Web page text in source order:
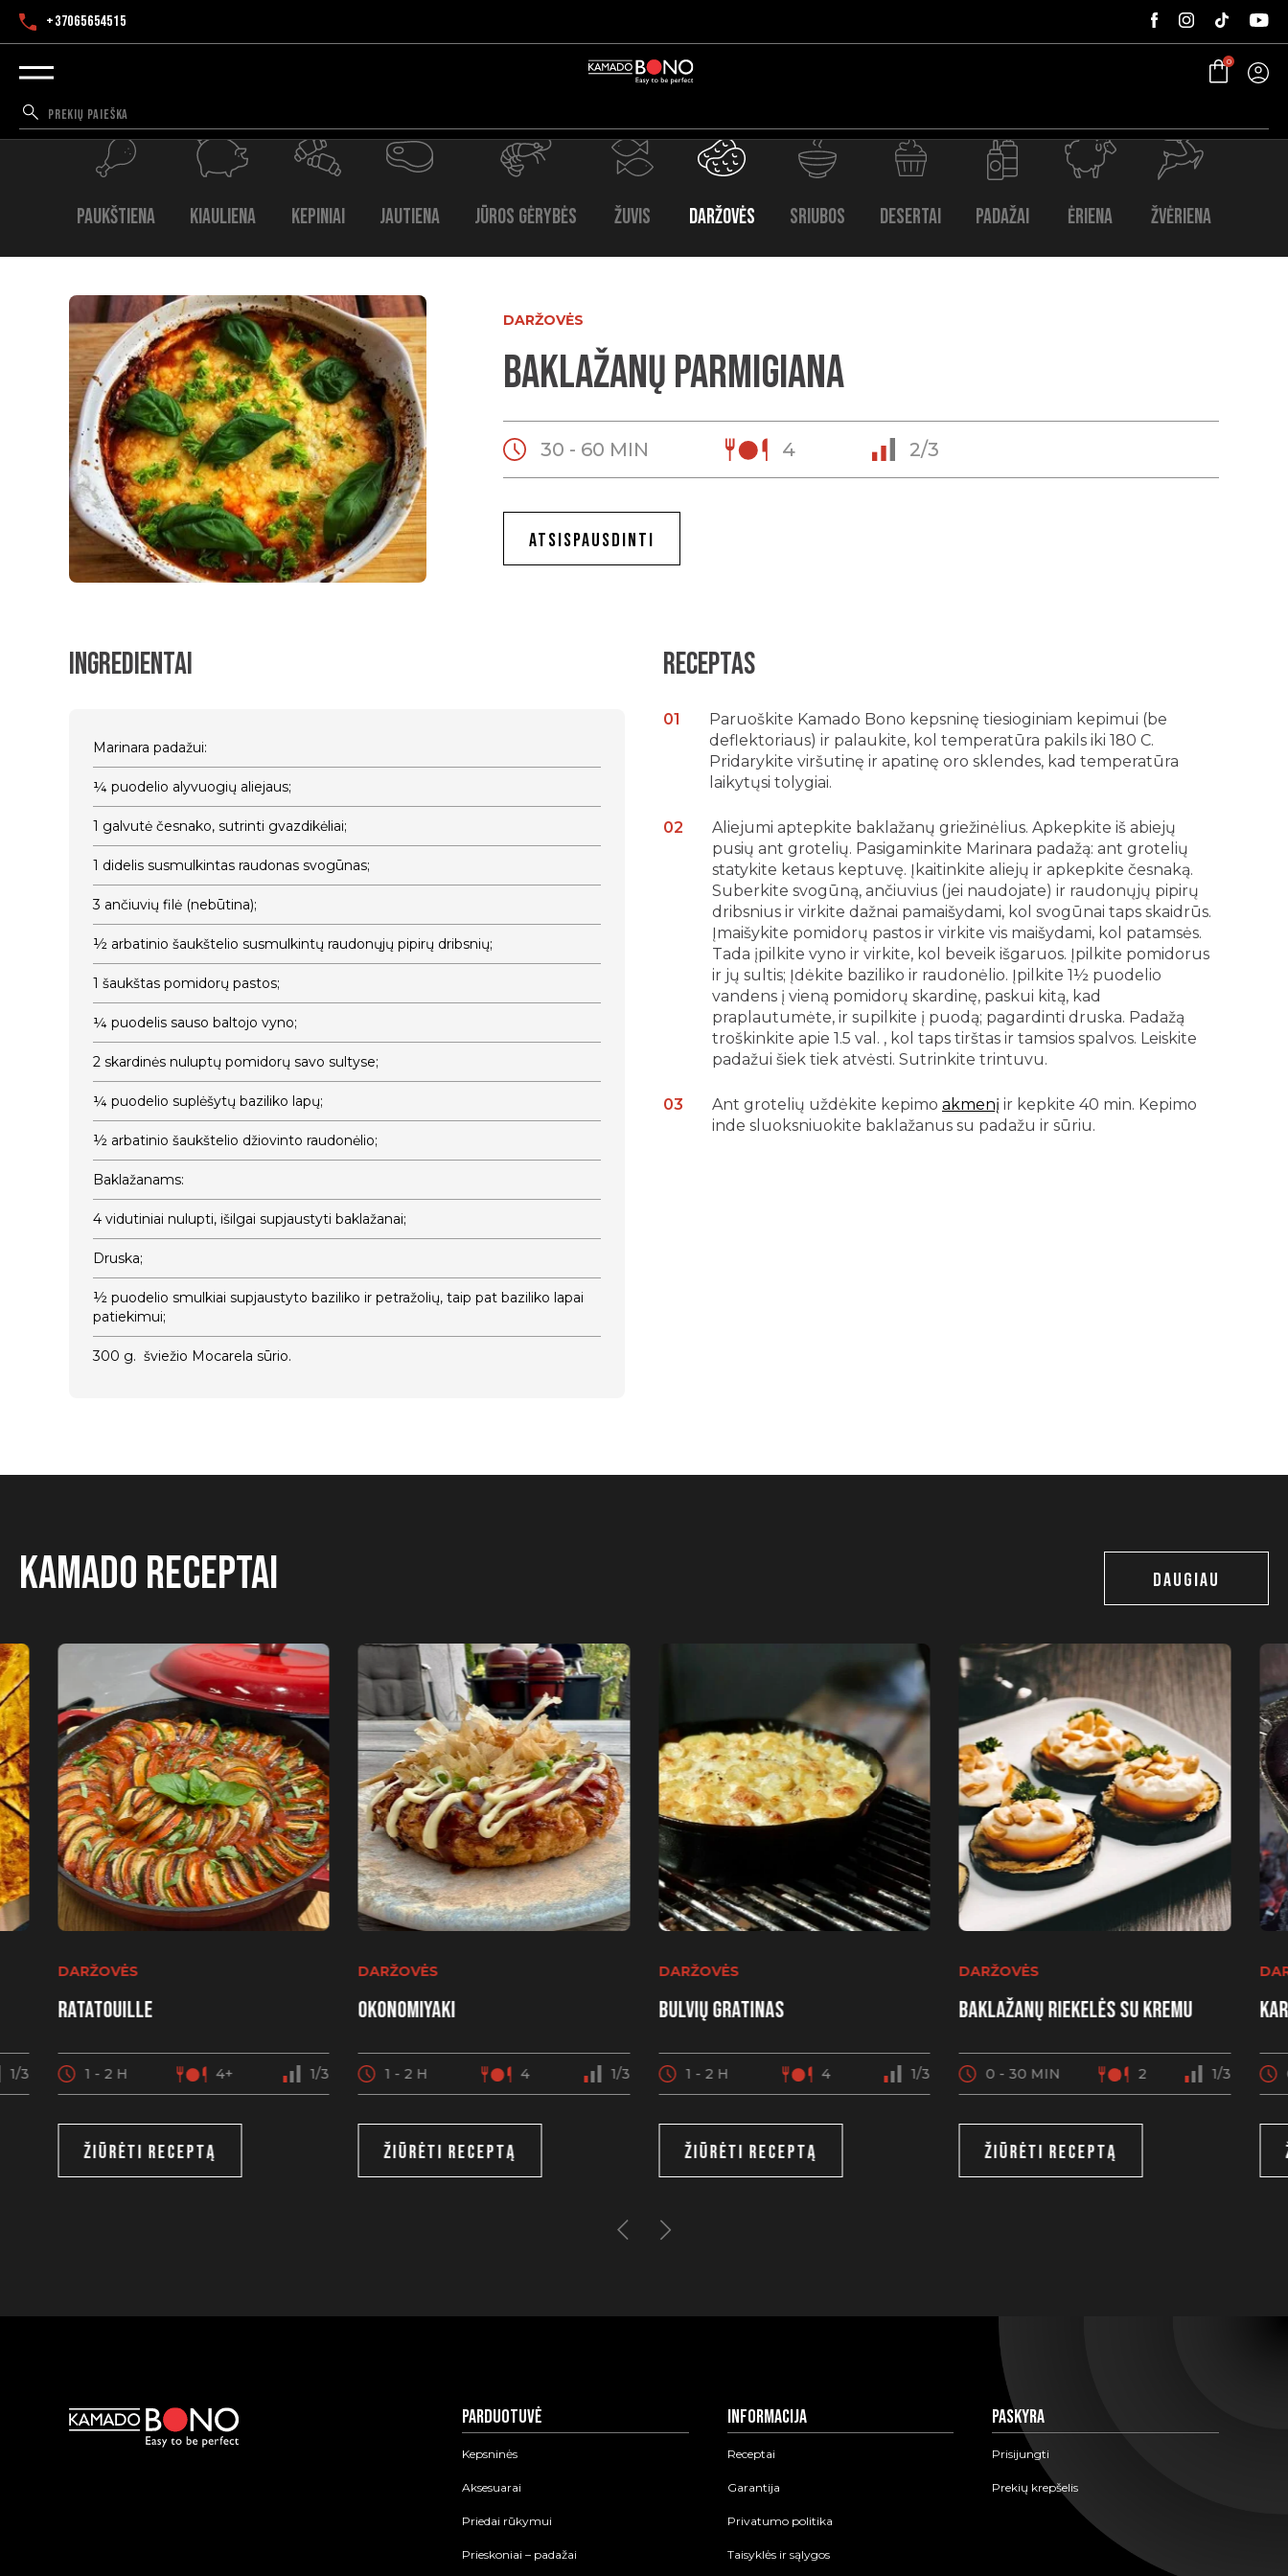
+37065654515
0
Paukštiena Kiauliena Kepiniai Jautiena Jūros gėrybės Žuvis Daržovės Sriubos Desertai Padažai Ėriena Žvėriena
DARŽOVĖS
Baklažanų parmigiana
30 - 60 MIN 4 2/3
ATSISPAUSDINTI
Ingredientai
Marinara padažui:
¼ puodelio alyvuogių aliejaus;
1 galvutė česnako, sutrinti gvazdikėliai;
1 didelis susmulkintas raudonas svogūnas;
3 ančiuvių filė (nebūtina);
½ arbatinio šaukštelio susmulkintų raudonųjų pipirų dribsnių;
1 šaukštas pomidorų pastos;
¼ puodelis sauso baltojo vyno;
2 skardinės nuluptų pomidorų savo sultyse;
¼ puodelio suplėšytų baziliko lapų;
½ arbatinio šaukštelio džiovinto raudonėlio;
Baklažanams:
4 vidutiniai nulupti, išilgai supjaustyti baklažanai;
Druska;
½ puodelio smulkiai supjaustyto baziliko ir petražolių, taip pat baziliko lapai
patiekimui;
300 g. šviežio Mocarela sūrio.
Receptas
Paruoškite Kamado Bono kepsninę tiesioginiam kepimui (be
deflektoriaus) ir palaukite, kol temperatūra pakils iki 180 C.
Pridarykite viršutinę ir apatinę oro sklendes, kad temperatūra
laikytųsi tolygiai.
Aliejumi aptepkite baklažanų griežinėlius. Apkepkite iš abiejų
pusių ant grotelių. Pasigaminkite Marinara padažą: ant grotelių
statykite ketaus keptuvę. Įkaitinkite aliejų ir apkepkite česnaką.
Suberkite svogūną, ančiuvius (jei naudojate) ir raudonųjų pipirų
dribsnius ir virkite dažnai pamaišydami, kol svogūnai taps skaidrūs.
Įmaišykite pomidorų pastos ir virkite vis maišydami, kol patamsės.
Tada įpilkite vyno ir virkite, kol beveik išgaruos. Įpilkite pomidorus
ir jų sultis; Įdėkite baziliko ir raudonėlio. Įpilkite 1½ puodelio
vandens į vieną pomidorų skardinę, paskui kitą, kad
praplautumėte, ir supilkite į puodą; pagardinti druska. Padažą
troškinkite apie 1.5 val. , kol taps tirštas ir tamsios spalvos. Leiskite
padažui šiek tiek atvėsti. Sutrinkite trintuvu.
Ant grotelių uždėkite kepimo akmenį ir kepkite 40 min. Kepimo
inde sluoksniuokite baklažanus su padažu ir sūriu.
Kamado receptai DAUGIAU
1/3
DARŽOVĖS
Ratatouille
1 - 2 H 4+ 1/3
ŽIŪRĖTI RECEPTĄ
DARŽOVĖS
Okonomiyaki
1 - 2 H 4 1/3
ŽIŪRĖTI RECEPTĄ
DARŽOVĖS
Bulvių gratinas
1 - 2 H 4 1/3
ŽIŪRĖTI RECEPTĄ
DARŽOVĖS
Baklažanų riekelės su kremu
0 - 30 MIN 2 1/3
ŽIŪRĖTI RECEPTĄ
Parduotuvė
Kepsninės
Aksesuarai
Priedai rūkymui
Prieskoniai – padažai
Informacija
Receptai
Garantija
Privatumo politika
Taisyklės ir sąlygos
Paskyra
Prisijungti
Prekių krepšelis